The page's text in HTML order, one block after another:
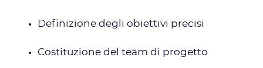
Definizione degli obiettivi precisi
Costituzione del team di progetto